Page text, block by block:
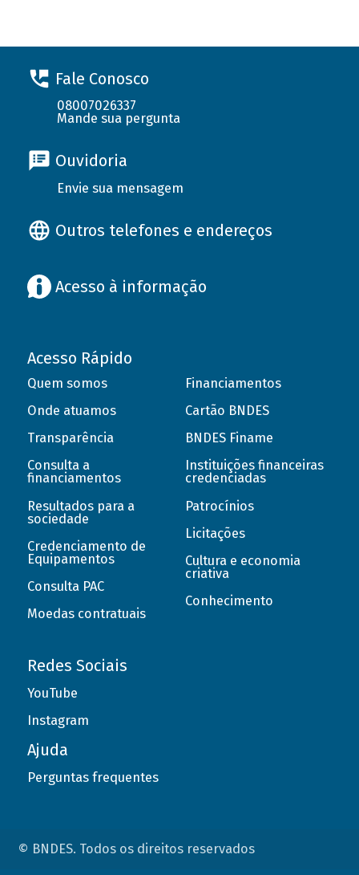
Fale Conosco
08007026337
Mande sua pergunta
Ouvidoria
Envie sua mensagem
Outros telefones e endereços
Acesso à informação
Acesso Rápido
Quem somos
Onde atuamos
Transparência
Consulta a
financiamentos
Resultados para a
sociedade
Credenciamento de
Equipamentos
Consulta PAC
Moedas contratuais
Financiamentos
Cartão BNDES
BNDES Finame
Instituições financeiras
credenciadas
Patrocínios
Licitações
Cultura e economia
criativa
Conhecimento
Redes Sociais
YouTube
Instagram
Ajuda
Perguntas frequentes
© BNDES. Todos os direitos reservados